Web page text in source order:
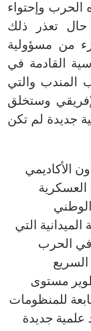
وإحتواء
حال تعذر ذلك
من مسؤولية
القادمة في
المندب والتي
وستخلق
جديدة لم تكن
الأكاديمي
الوطني
التي
الحرب
السريع
مستوى
للمنظومات
علمية جديدة